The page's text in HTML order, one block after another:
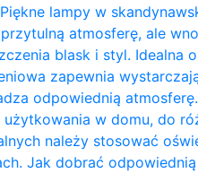
lampy w
atmosferę, ale
blask i styl. Idealna
zapewnia
odpowiednią
użytkowania w domu, do
należy stosować
Jak dobrać